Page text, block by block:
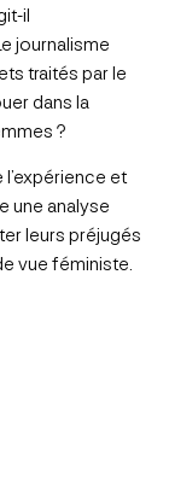
il
journalisme
traités par le
dans la
?
et
une analyse
leurs préjugés
vue féministe.